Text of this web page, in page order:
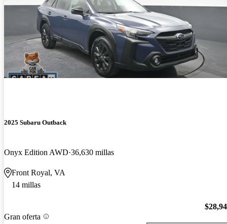
2025 Subaru Outback
Onyx Edition AWD 36,630 millas
Front Royal, VA
14 millas
Gran oferta